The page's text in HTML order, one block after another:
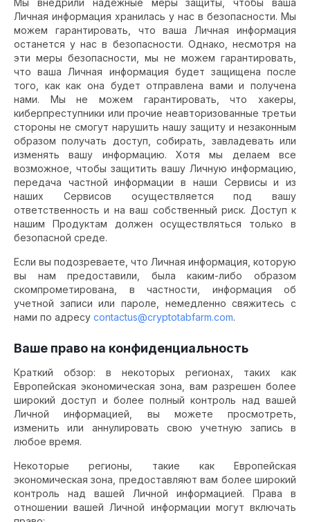
Мы внедрили надежные меры защиты, чтобы ваша
Личная информация хранилась у нас в безопасности. Мы
можем гарантировать, что ваша Личная информация
останется у нас в безопасности. Однако, несмотря на
эти меры безопасности, мы не можем гарантировать,
что ваша Личная информация будет защищена после
того, как как она будет отправлена вами и получена
нами. Мы не можем гарантировать, что хакеры,
киберпреступники или прочие неавторизованные третьи
стороны не смогут нарушить нашу защиту и незаконным
образом получать доступ, собирать, завладевать или
изменять вашу информацию. Хотя мы делаем все
возможное, чтобы защитить вашу Личную информацию,
передача частной информации в наши Сервисы и из
наших Сервисов осуществляется под вашу
ответственность и на ваш собственный риск. Доступ к
нашим Продуктам должен осуществляться только в
безопасной среде.
Если вы подозреваете, что Личная информация, которую
вы нам предоставили, была каким-либо образом
скомпрометирована, в частности, информация об
учетной записи или пароле, немедленно свяжитесь с
нами по адресу contactus@cryptotabfarm.com.
Ваше право на конфиденциальность
Краткий обзор: в некоторых регионах, таких как
Европейская экономическая зона, вам разрешен более
широкий доступ и более полный контроль над вашей
Личной информацией, вы можете просмотреть,
изменить или аннулировать свою учетную запись в
любое время.
Некоторые регионы, такие как Европейская
экономическая зона, предоставляют вам более широкий
контроль над вашей Личной информацией. Права в
отношении вашей Личной информации могут включать